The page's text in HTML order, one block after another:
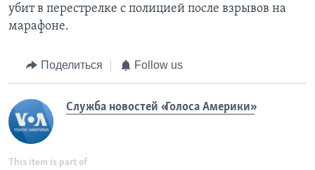
убит в перестрелке с полицией после взрывов на
марафоне.
Поделиться Follow us
Служба новостей «Голоса Америки»
This item is part of